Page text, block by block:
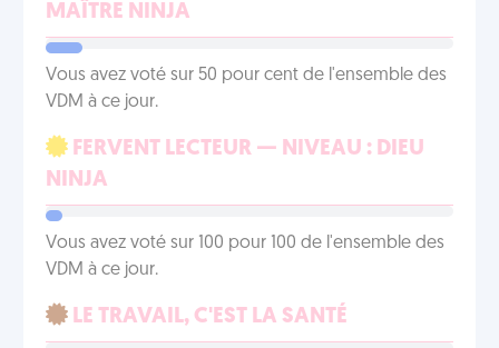
MAÎTRE NINJA
Vous avez voté sur 50 pour cent de l'ensemble des
VDM à ce jour.
FERVENT LECTEUR — NIVEAU : DIEU
NINJA
Vous avez voté sur 100 pour 100 de l'ensemble des
VDM à ce jour.
LE TRAVAIL, C'EST LA SANTÉ